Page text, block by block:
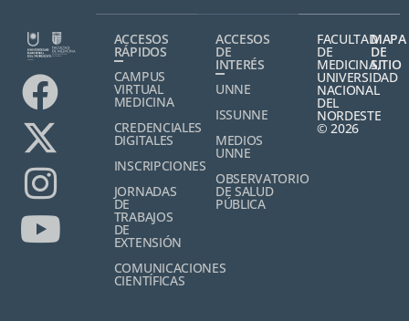
ACCESOS
RÁPIDOS
CAMPUS
VIRTUAL
MEDICINA
CREDENCIALES
DIGITALES
INSCRIPCIONES
JORNADAS
DE
TRABAJOS
DE
EXTENSIÓN
COMUNICACIONES
CIENTÍFICAS
ACCESOS
DE
INTERÉS
UNNE
ISSUNNE
MEDIOS
UNNE
OBSERVATORIO
DE SALUD
PÚBLICA
FACULTAD
DE
MEDICINA,
UNIVERSIDAD
NACIONAL
DEL
NORDESTE
© 2026
MAPA
DE
SITIO